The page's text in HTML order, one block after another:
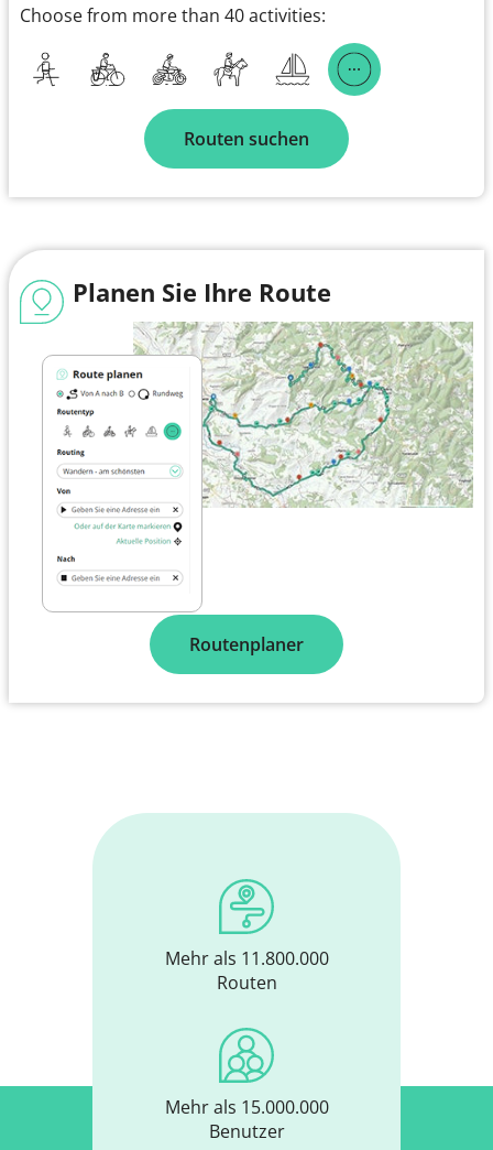
Choose from more than 40 activities:
Routen suchen
Planen Sie Ihre Route
Routenplaner
Mehr als 11.800.000
Routen
Mehr als 15.000.000
Benutzer